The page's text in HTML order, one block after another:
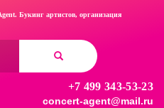
Букинг артистов, организация
+7 499 343-53-23
concert-agent@mail.ru